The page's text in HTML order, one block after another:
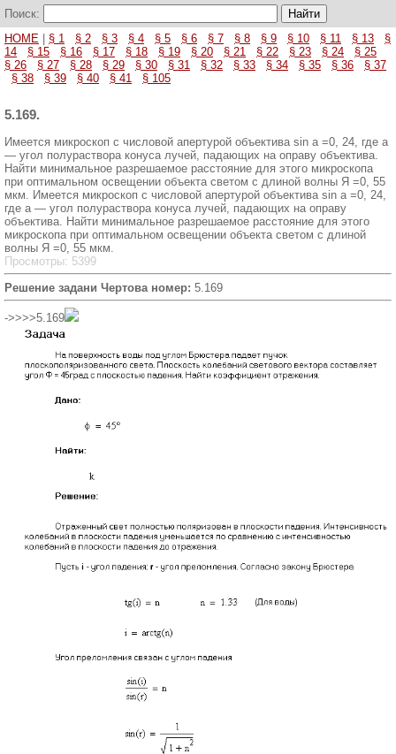
Поиск:
HOME
§ 1 § 2 § 3 § 4 § 5 § 6 § 7 § 8 § 9 § 10 § 11 § 13
§
14
§ 15 § 16 § 17 § 18 § 19 § 20 § 21 § 22 § 23 § 24
§ 25
§ 26
§ 27 § 28 § 29 § 30 § 31 § 32 § 33 § 34 § 35 § 36
§ 37
§ 38
§ 39 § 40 § 41 § 105
5.169.
Имеется микроскоп с числовой апертурой объектива sin a =0, 24, где а
— угол полураствора конуса лучей, падающих на оправу объектива.
Найти минимальное разрешаемое расстояние для этого микроскопа
при оптимальном освещении объекта светом с длиной волны Я =0, 55
мкм. Имеется микроскоп с числовой апертурой объектива sin a =0, 24,
где а — угол полураствора конуса лучей, падающих на оправу
объектива. Найти минимальное разрешаемое расстояние для этого
микроскопа при оптимальном освещении объекта светом с длиной
волны Я =0, 55 мкм.
Просмотры: 5399
Решение задани Чертова номер: 5.169
->>>>5.169